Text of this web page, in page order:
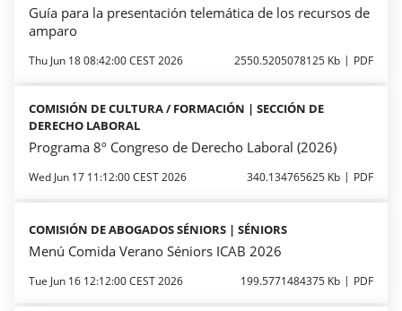
Guía para la presentación telemática de los recursos de
amparo
Thu Jun 18 08:42:00 CEST 2026 2550.5205078125 Kb PDF
COMISIÓN DE CULTURA / FORMACIÓN | SECCIÓN DE
DERECHO LABORAL
Programa 8º Congreso de Derecho Laboral (2026)
Wed Jun 17 11:12:00 CEST 2026 340.134765625 Kb PDF
COMISIÓN DE ABOGADOS SÉNIORS | SÉNIORS
Menú Comida Verano Séniors ICAB 2026
Tue Jun 16 12:12:00 CEST 2026 199.5771484375 Kb PDF